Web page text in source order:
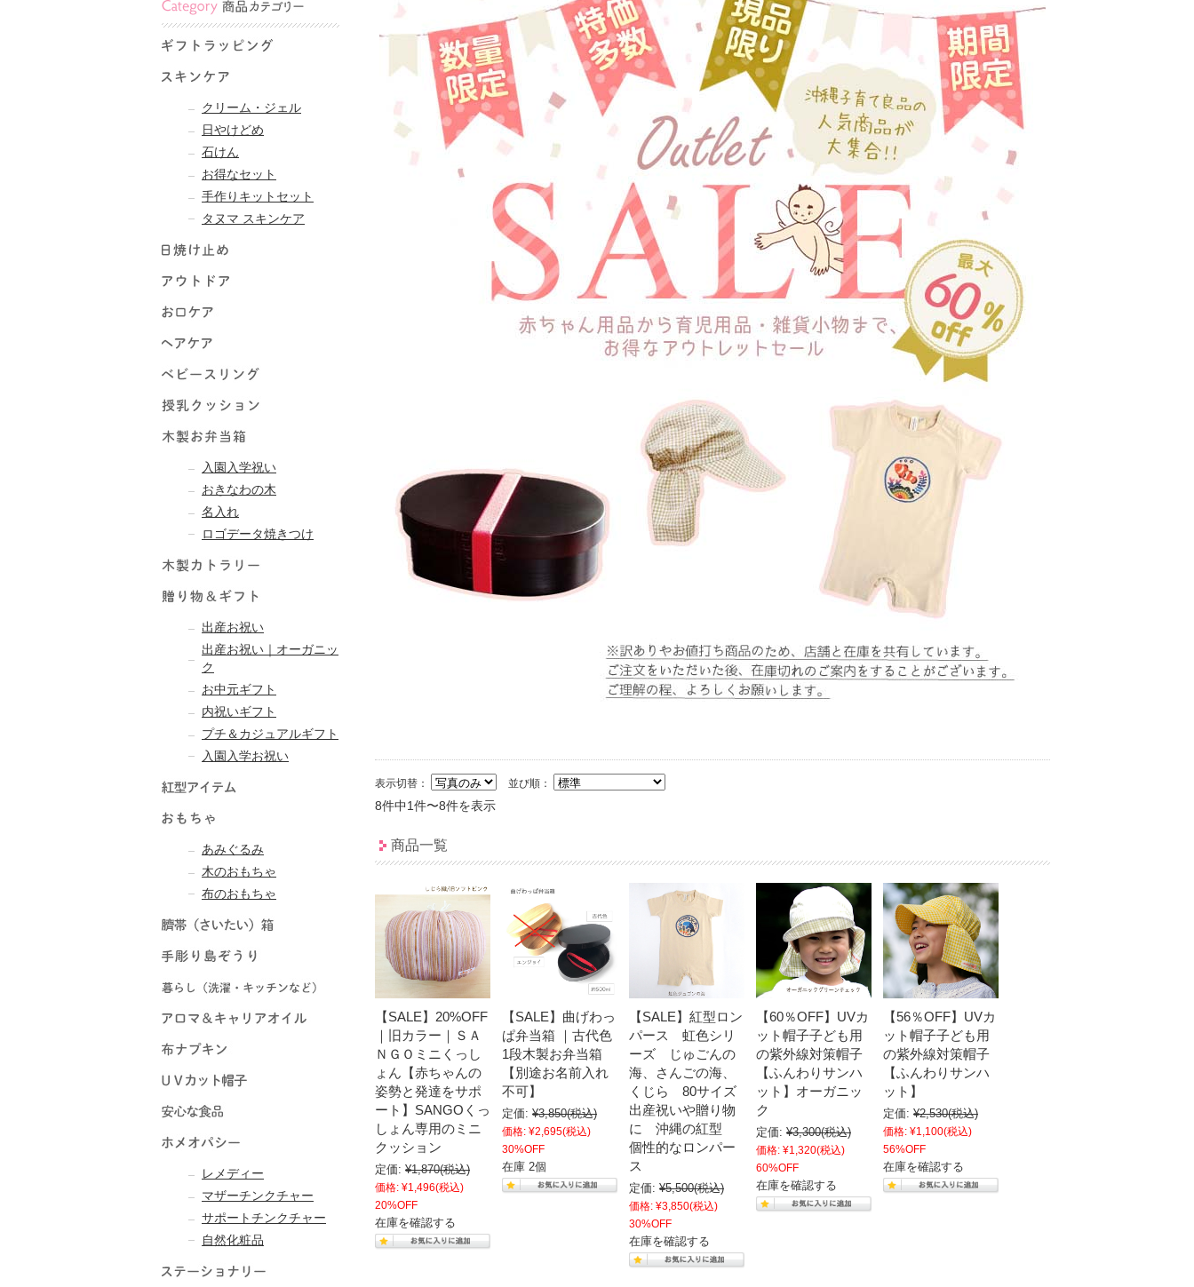
表示切替： 並び順：
8件中1件〜8件を表示
商品一覧
【SALE】20%OFF
｜旧カラー｜ＳＡ
ＮＧＯミニくっし
ょん【赤ちゃんの
姿勢と発達をサポ
ート】SANGOくっ
しょん専用のミニ
クッション
定価: ¥1,870(税込)
価格: ¥1,496(税込)
20%OFF
在庫を確認する
【SALE】曲げわっ
ぱ弁当箱 ｜古代色
1段木製お弁当箱
【別途お名前入れ
不可】
定価: ¥3,850(税込)
価格: ¥2,695(税込)
30%OFF
在庫 2個
【SALE】紅型ロン
パース 虹色シリ
ーズ じゅごんの
海、さんごの海、
くじら 80サイズ
出産祝いや贈り物
に 沖縄の紅型
個性的なロンパー
ス
定価: ¥5,500(税込)
価格: ¥3,850(税込)
30%OFF
在庫を確認する
【60％OFF】UVカ
ット帽子子ども用
の紫外線対策帽子
【ふんわりサンハ
ット】オーガニッ
ク
定価: ¥3,300(税込)
価格: ¥1,320(税込)
60%OFF
在庫を確認する
【56％OFF】UVカ
ット帽子子ども用
の紫外線対策帽子
【ふんわりサンハ
ット】
定価: ¥2,530(税込)
価格: ¥1,100(税込)
56%OFF
在庫を確認する
クリーム・ジェル
日やけどめ
石けん
お得なセット
手作りキットセット
タヌマ スキンケア
入園入学祝い
おきなわの木
名入れ
ロゴデータ焼きつけ
出産お祝い
出産お祝い｜オーガニッ
ク
お中元ギフト
内祝いギフト
プチ＆カジュアルギフト
入園入学お祝い
あみぐるみ
木のおもちゃ
布のおもちゃ
レメディー
マザーチンクチャー
サポートチンクチャー
自然化粧品